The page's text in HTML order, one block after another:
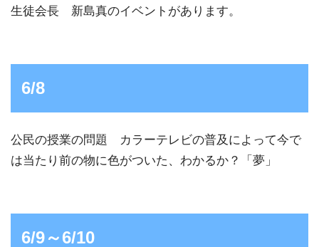
生徒会長 新島真のイベントがあります。
6/8
公民の授業の問題 カラーテレビの普及によって今で
は当たり前の物に色がついた、わかるか？「夢」
6/9～6/10